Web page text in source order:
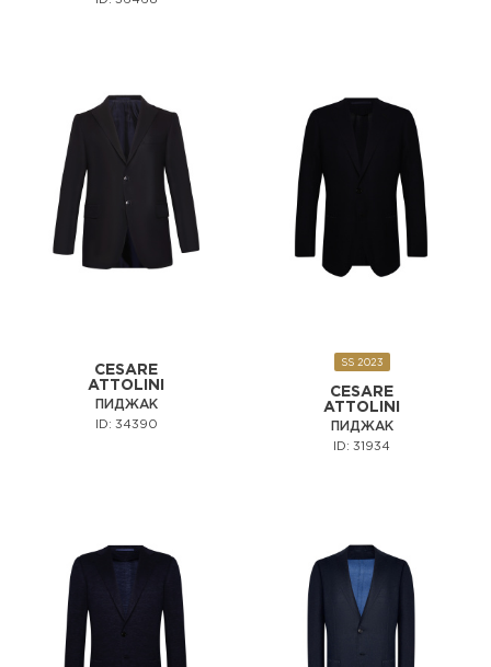
CESARE
ATTOLINI
ПИДЖАК
ID: 34390
SS 2023
CESARE
ATTOLINI
ПИДЖАК
ID: 31934